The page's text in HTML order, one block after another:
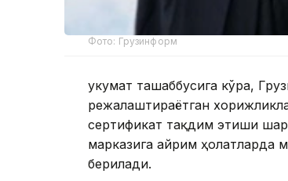
Фото: Грузинформ
Ҳукумат ташаббусига кўра,
режалаштираётган
сертификат тақдим этиши
марказига айрим ҳолатларда
берилади.